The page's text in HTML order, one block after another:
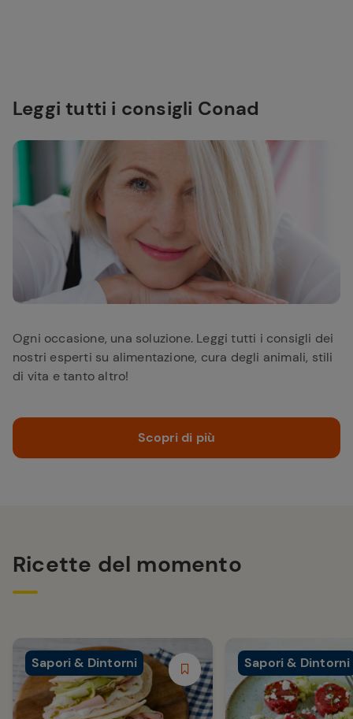
Leggi tutti i consigli Conad
Ogni occasione, una soluzione. Leggi tutti i consigli dei
nostri esperti su alimentazione, cura degli animali, stili
di vita e tanto altro!
Scopri di più
Ricette del momento
Sapori & Dintorni Sapori & Dintorni